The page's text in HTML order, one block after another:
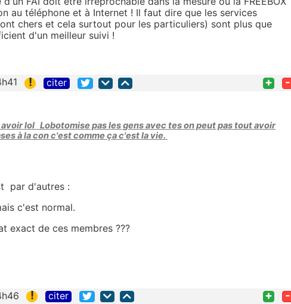
au téléphone et à Internet ! Il faut dire que les services
chers et cela surtout pour les particuliers) sont plus que
d'un meilleur suivi !
! citer + -
avoir lol Lobotomise pas les gens avec tes on peut pas tout avoir
à la con c'est comme ça c'est la vie.
par d'autres :
c'est normal.
exact de ces membres ???
! citer + -